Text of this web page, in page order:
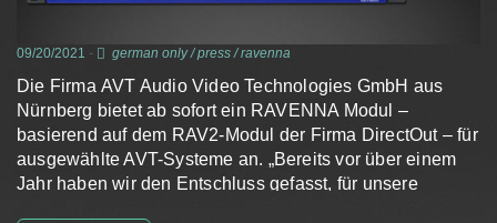
09/20/2021 - german only/press/ravenna
Die Firma AVT Audio Video Technologies GmbH aus
Nürnberg bietet ab sofort ein RAVENNA Modul –
basierend auf dem RAV2-Modul der Firma DirectOut – für
ausgewählte AVT-Systeme an. „Bereits vor über einem
Jahr haben wir den Entschluss gefasst, für unsere